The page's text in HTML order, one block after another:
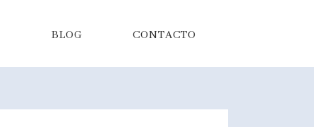
BLOG CONTACTO